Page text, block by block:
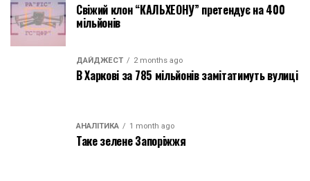
Свіжий клон “КАЛЬХЕОНУ” претендує на 400
мільйонів
ДАЙДЖЕСТ 2 months ago
В Харкові за 785 мільйонів замітатимуть вулиці
АНАЛІТИКА 1 month ago
Таке зелене Запоріжжя